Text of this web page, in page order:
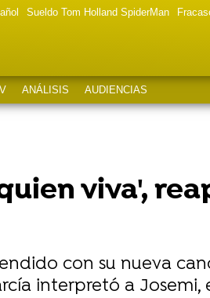
Sueldo Tom Holland SpiderMan
ANÁLISIS AUDIENCIAS
viva',
con su nueva
interpretó a Josemi,